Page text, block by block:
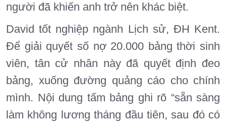
người đã khiến anh trở nên khác biệt.
David tốt nghiệp ngành Lịch sử, ĐH Kent.
Để giải quyết số nợ 20.000 bảng thời sinh
viên, tân cử nhân này đã quyết định đeo
bảng, xuống đường quảng cáo cho chính
mình. Nội dung tấm bảng ghi rõ “sẵn sàng
làm không lương tháng đầu tiên, sau đó có